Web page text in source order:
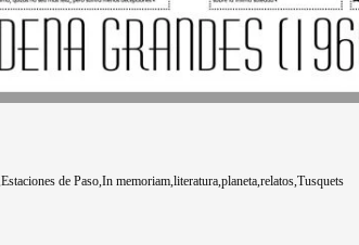
Estaciones de Paso In memoriam literatura planeta relatos Tusquets